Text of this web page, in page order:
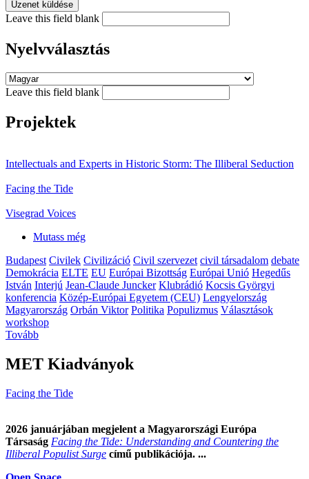
Leave this field blank
Nyelvválasztás
Leave this field blank
Projektek
Intellectuals and Experts in Historic Storm: The Illiberal Seduction
Facing the Tide
Visegrad Voices
Mutass még
Budapest Civilek Civilizáció Civil szervezet civil társadalom debate
Demokrácia ELTE EU Európai Bizottság Európai Unió Hegedűs
István Interjú Jean-Claude Juncker Klubrádió Kocsis Györgyi
konferencia Közép-Európai Egyetem (CEU) Lengyelország
Magyarország Orbán Viktor Politika Populizmus Választások
workshop
Tovább
MET Kiadványok
Facing the Tide
2026 januárjában megjelent a Magyarországi Európa
Társaság Facing the Tide: Understanding and Countering the
Illiberal Populist Surge című publikációja. ...